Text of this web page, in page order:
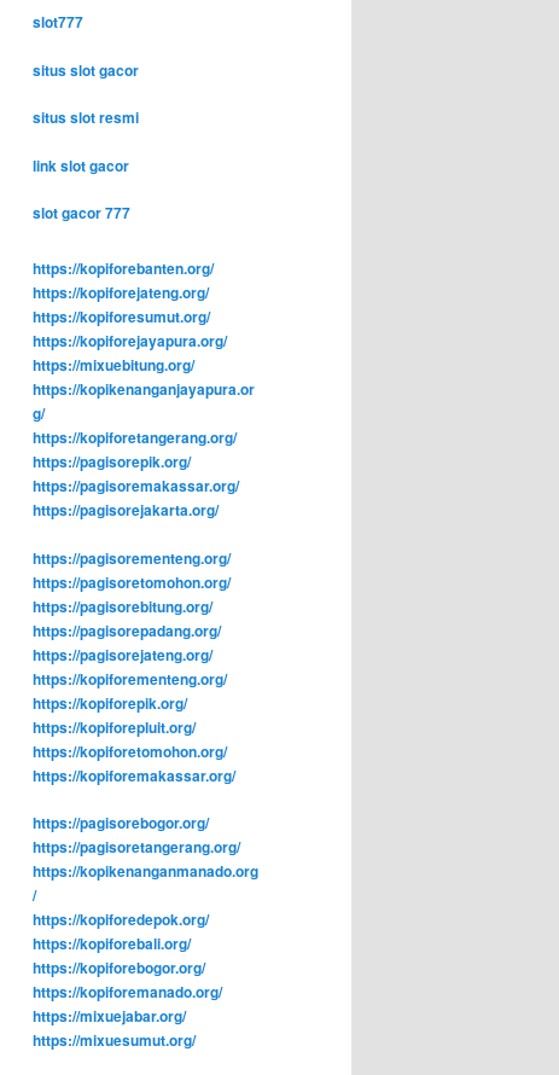
slot777
situs slot gacor
situs slot resmi
link slot gacor
slot gacor 777
https://kopiforebanten.org/
https://kopiforejateng.org/
https://kopiforesumut.org/
https://kopiforejayapura.org/
https://mixuebitung.org/
https://kopikenanganjayapura.or
g/
https://kopiforetangerang.org/
https://pagisorepik.org/
https://pagisoremakassar.org/
https://pagisorejakarta.org/
https://pagisorementeng.org/
https://pagisoretomohon.org/
https://pagisorebitung.org/
https://pagisorepadang.org/
https://pagisorejateng.org/
https://kopiforementeng.org/
https://kopiforepik.org/
https://kopiforepluit.org/
https://kopiforetomohon.org/
https://kopiforemakassar.org/
https://pagisorebogor.org/
https://pagisoretangerang.org/
https://kopikenanganmanado.org
/
https://kopiforedepok.org/
https://kopiforebali.org/
https://kopiforebogor.org/
https://kopiforemanado.org/
https://mixuejabar.org/
https://mixuesumut.org/